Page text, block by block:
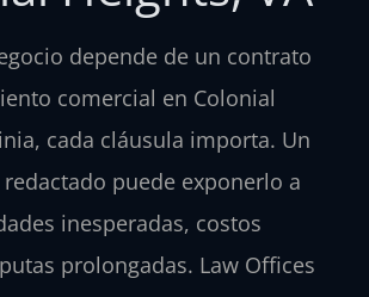
depende de un contrato
comercial en Colonial
cada cláusula importa. Un
puede exponerlo a
inesperadas, costos
prolongadas. Law Offices